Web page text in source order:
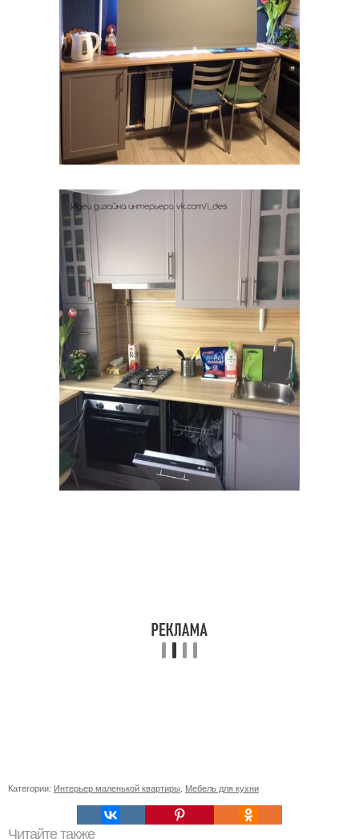
Категории: Интерьер маленькой квартиры Мебель для кухни
Читайте также